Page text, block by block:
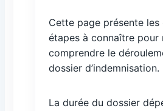
Cette page présente les
étapes à connaître pour
comprendre le
dossier d’indemnisation.
La durée du dossier